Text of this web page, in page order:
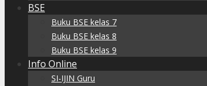
BSE
Buku BSE kelas 7
Buku BSE kelas 8
Buku BSE kelas 9
Info Online
SI-IJIN Guru